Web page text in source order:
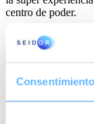
Consentimiento
centro de poder.
Descubre lo
Shopping,
que están
con sus